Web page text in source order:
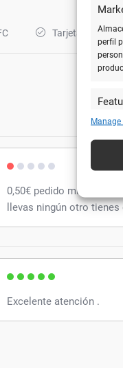
perfil
Tarjetas de
4
0,50€ pedido mínimo
llevas ningún otro
Excelente atención .